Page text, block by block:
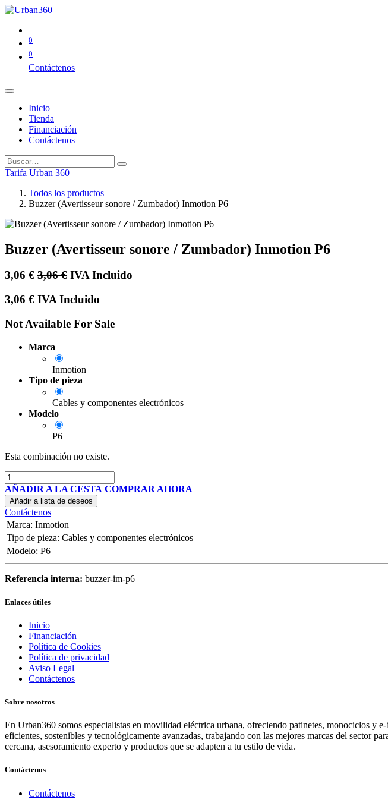
0
0
Contáctenos
Inicio
Tienda
Financiación
Contáctenos
Tarifa Urban 360
Todos los productos
Buzzer (Avertisseur sonore / Zumbador) Inmotion P6
Buzzer (Avertisseur sonore / Zumbador) Inmotion P6
3,06 € 3,06€ IVA Incluido
3,06 € IVA Incluido
Not Available For Sale
Marca
Inmotion
Tipo de pieza
Cables y componentes electrónicos
Modelo
P6
Esta combinación no existe.
AÑADIR A LA CESTA COMPRAR AHORA
Añadir a lista de deseos
Contáctenos
Marca: Inmotion
Tipo de pieza: Cables y componentes electrónicos
Modelo: P6
Referencia interna: buzzer-im-p6
Enlaces útiles
Inicio
Financiación
Política de Cookies
Política de privacidad
Aviso Legal
Contáctenos
Sobre nosotros
En Urban360 somos especialistas en movilidad eléctrica urbana, ofreciendo patinetes, monociclos y
eficientes, sostenibles y tecnológicamente avanzadas, trabajando con las mejores marcas del sector
cercana, asesoramiento experto y productos que se adapten a tu estilo de vida.
Contáctenos
Contáctenos